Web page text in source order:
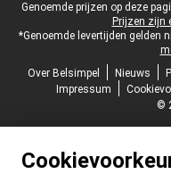
Juridische voettekst
Genoemde prijzen op deze
Prijzen zijn
*Genoemde levertijden gelden
Over Belsimpel
Nieuws
Impressum
©